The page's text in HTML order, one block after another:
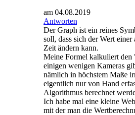
am 04.08.2019
Antworten
Der Graph ist ein reines
soll, dass sich der Wert
Zeit ändern kann.
Meine Formel kalkuliert
einigen wenigen Kameras
nämlich in höchstem Maße
eigentlich nur von Hand
Algorithmus berechnet
Ich habe mal eine kleine
mit der man die